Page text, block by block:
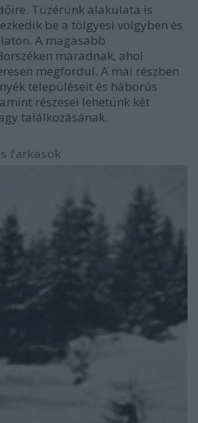
Tüzérünk alakulata is
be a tölgyesi völgyben és
A magasabb
maradnak, ahol
megfordul. A mai részben
településeit és háborús
részesei lehetünk két
találkozásának.
farkasok